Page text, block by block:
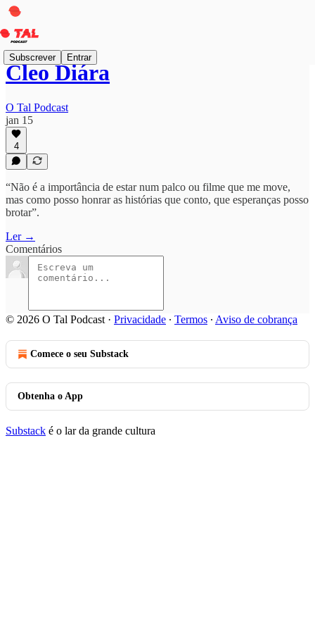
Subscrever Entrar
Cleo Diára
O Tal Podcast
jan 15
4
“Não é a importância de estar num palco ou filme que me move,
mas como posso honrar as histórias que conto, que esperanças posso
brotar”.
Ler →
Comentários
© 2026 O Tal Podcast · Privacidade ∙ Termos ∙ Aviso de cobrança
Comece o seu Substack
Obtenha o App
Substack é o lar da grande cultura